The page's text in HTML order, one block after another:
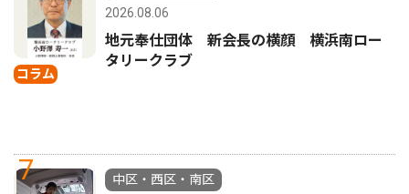
コラム
2026.08.06
地元奉仕団体 新会長の横顔 横浜南ロー
タリークラブ
7
中区・西区・南区